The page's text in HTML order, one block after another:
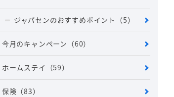
ジャパセンのおすすめポイント （5）
今月のキャンペーン （60）
ホームステイ （59）
保険 （83）